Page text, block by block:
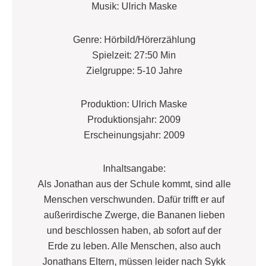
Musik: Ulrich Maske
Genre: Hörbild/Hörerzählung
Spielzeit: 27:50 Min
Zielgruppe: 5-10 Jahre
Produktion: Ulrich Maske
Produktionsjahr: 2009
Erscheinungsjahr: 2009
Inhaltsangabe:
Als Jonathan aus der Schule kommt, sind alle
Menschen verschwunden. Dafür trifft er auf
außerirdische Zwerge, die Bananen lieben
und beschlossen haben, ab sofort auf der
Erde zu leben. Alle Menschen, also auch
Jonathans Eltern, müssen leider nach Sykk